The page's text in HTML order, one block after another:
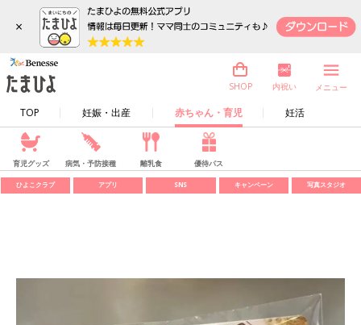
×
TOP 妊娠・出産 赤ちゃん・育児 妊活
SHOP 内祝い メニュー
育児グッズ 病気・予防接種 離乳食 優待パス
ひよこクラブ アプリ SNS キャンペーン 写真スタジオ